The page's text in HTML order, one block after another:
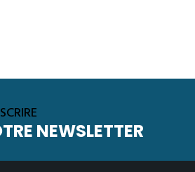
NEWSLETTER